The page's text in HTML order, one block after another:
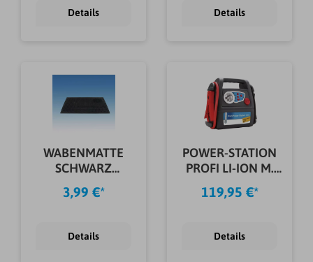
Details Details
WABENMATTE
SCHWARZ
42X29CM
3,99 €*
Details
POWER-STATION
PROFI LI-ION M.
KOMPRESSOR
119,95 €*
Details